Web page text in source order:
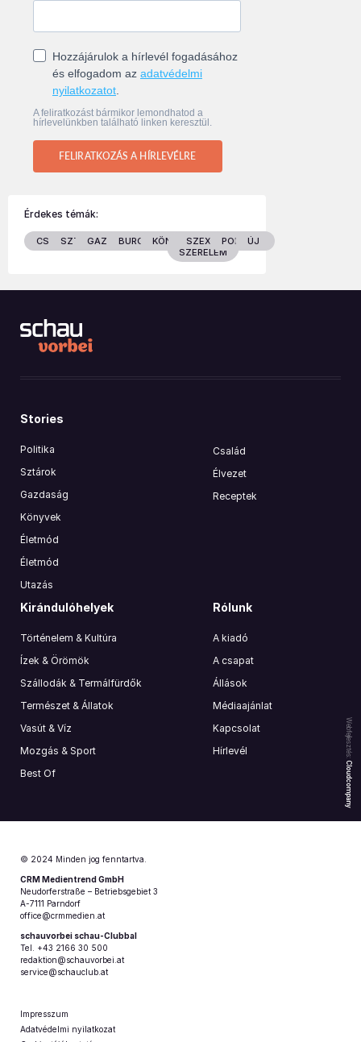
Hozzájárulok a hírlevél fogadásához
és elfogadom az adatvédelmi
nyilatkozatot.
A feliratkozást bármikor lemondhatod a
hírlevelünkben található linken keresztül.
FELIRATKOZÁS A HÍRLEVÉLRE
Érdekes témák:
CSALÁDSZTÁROKGAZDASÁGBURGENLANDKÖNYVEKSZEX &
SZERELEM
POLITIKA
ÚJ
Webfejlesztés:
Cloudcompany
Stories
Politika
Sztárok
Gazdaság
Könyvek
Életmód
Életmód
Utazás
Család
Élvezet
Receptek
Kirándulóhelyek
Történelem & Kultúra
Ízek & Örömök
Szállodák & Termálfürdők
Természet & Állatok
Vasút & Víz
Mozgás & Sport
Best Of
Rólunk
A kiadó
A csapat
Állások
Médiaajánlat
Kapcsolat
Hírlevél
© 2024 Minden jog fenntartva.
CRM Medientrend GmbH
Neudorferstraße – Betriebsgebiet 3
A-7111 Parndorf
office@crmmedien.at
schauvorbei schau-Clubbal
Tel. +43 2166 30 500
redaktion@schauvorbei.at
service@schauclub.at
Impresszum
Adatvédelmi nyilatkozat